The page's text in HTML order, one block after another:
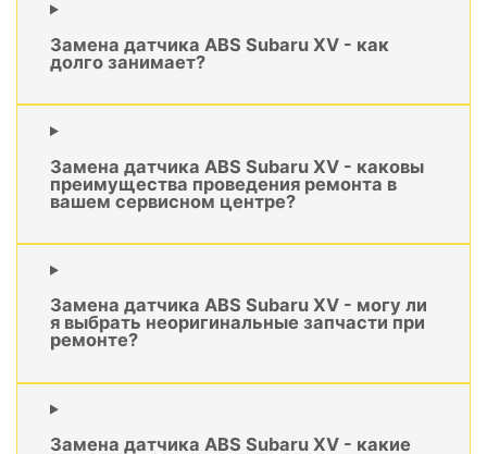
Замена датчика ABS Subaru XV - как
долго занимает?
Замена датчика ABS Subaru XV - каковы
преимущества проведения ремонта в
вашем сервисном центре?
Замена датчика ABS Subaru XV - могу ли
я выбрать неоригинальные запчасти при
ремонте?
Замена датчика ABS Subaru XV - какие